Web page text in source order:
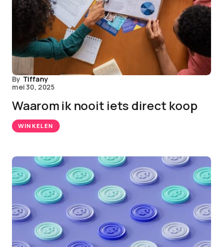
By Tiffany
mei 30, 2025
Waarom ik nooit iets direct koop
WINKELEN